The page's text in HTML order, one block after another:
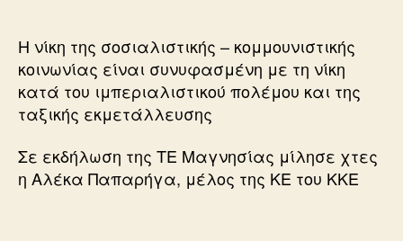
Η νίκη της σοσιαλιστικής – κομμουνιστικής
κοινωνίας είναι συνυφασμένη με τη νίκη
κατά του ιμπεριαλιστικού πολέμου και της
ταξικής εκμετάλλευσης
Σε εκδήλωση της ΤΕ Μαγνησίας μίλησε χτες
η Αλέκα Παπαρήγα, μέλος της ΚΕ του ΚΚΕ